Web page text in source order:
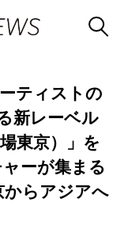
ティストの
新レーベル
場東京）」を
ーが集まる
からアジアへ